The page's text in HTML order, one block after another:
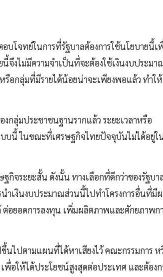
บโจทย์ในการที่รัฐบาลต้องการใช้นโยบายนี้เ
จึงไม่มีความจำเป็นที่จะต้องใช้เงินงบประมา
รือกลุ่มที่มีรายได้น้อยน่าจะเพียงพอแล้ว ทำให้
กลุ่มประชาชนฐานรากแล้ว ระยะเวลาหรือ
บนี้ ในขณะที่เศรษฐกิจไทยปัจจุบันไม่ได้อยู่ใ
กิจระยะสั้น ดังนั้น ทางเลือกที่ดีกว่าของรัฐบา
ำเงินงบประมาณส่วนนี้ไปทำโครงการอื่นที่มี
ต่อยอดการลงทุน เพิ่มผลิตภาพและศักยภาพก
ไปตามแผนที่ได้หาเสียงไว้ คณะกรรมการ ห
พื่อให้ได้ประโยชน์สูงสุดต่อประเทศ และต้องก